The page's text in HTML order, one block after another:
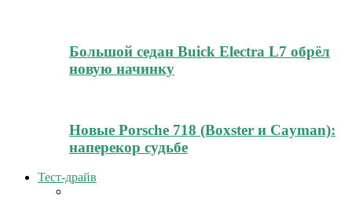
Большой седан Buick Electra L7 обрёл
новую начинку
Новые Porsche 718 (Boxster и Cayman):
наперекор судьбе
Тест-драйв